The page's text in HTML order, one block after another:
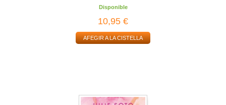
Disponible
10,95 €
AFEGIR A LA CISTELLA